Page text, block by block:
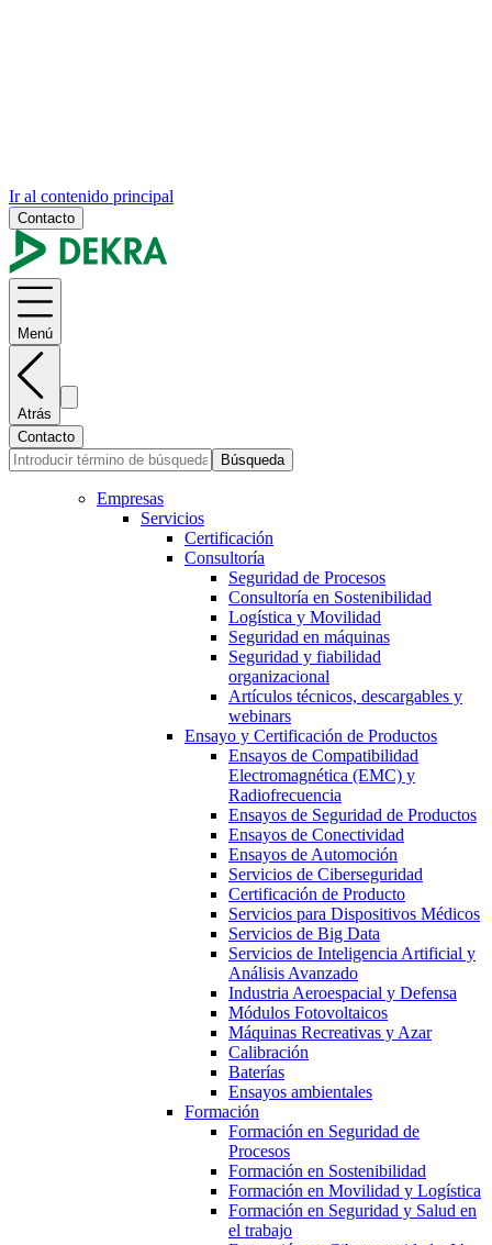
Ir al contenido principal
Contacto
Menú
Atrás
Contacto
Búsqueda
Empresas
Servicios
Certificación
Consultoría
Seguridad de Procesos
Consultoría en Sostenibilidad
Logística y Movilidad
Seguridad en máquinas
Seguridad y fiabilidad
organizacional
Artículos técnicos, descargables y
webinars
Ensayo y Certificación de Productos
Ensayos de Compatibilidad
Electromagnética (EMC) y
Radiofrecuencia
Ensayos de Seguridad de Productos
Ensayos de Conectividad
Ensayos de Automoción
Servicios de Ciberseguridad
Certificación de Producto
Servicios para Dispositivos Médicos
Servicios de Big Data
Servicios de Inteligencia Artificial y
Análisis Avanzado
Industria Aeroespacial y Defensa
Módulos Fotovoltaicos
Máquinas Recreativas y Azar
Calibración
Baterías
Ensayos ambientales
Formación
Formación en Seguridad de
Procesos
Formación en Sostenibilidad
Formación en Movilidad y Logística
Formación en Seguridad y Salud en
el trabajo